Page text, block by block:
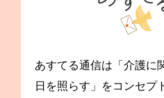
あすてる通信は「介護に
日を照らす」をコンセプ